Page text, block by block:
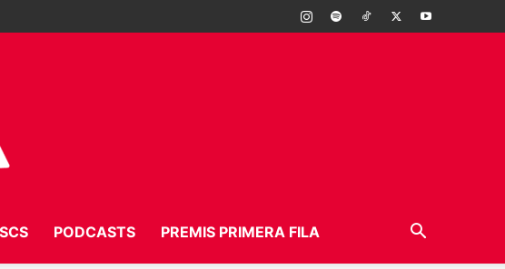
PODCASTS PREMIS PRIMERA FILA